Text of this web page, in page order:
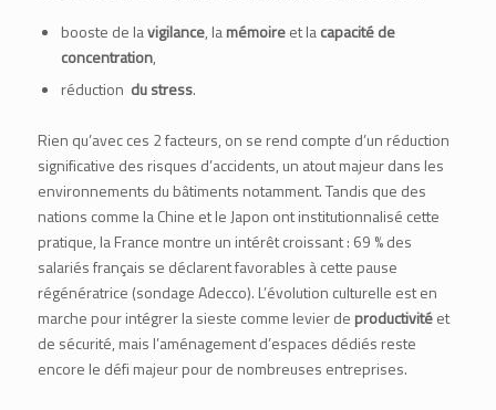
booste de lavigilance, lamémoireet lacapacité de
concentration,
réduction du stress.
Rien qu’avec ces 2 facteurs, on se rend compte d’un réduction
significative des risques d’accidents, un atout majeur dans les
environnements du bâtiments notamment. Tandis que des
nations comme la Chine et le Japon ont institutionnalisé cette
pratique, la France montre un intérêt croissant : 69 % des
salariés français se déclarent favorables à cette pause
régénératrice (sondage Adecco). L’évolution culturelle est en
marche pour intégrer la sieste comme levier de productivitéet
de sécurité, mais l’aménagement d’espaces dédiés reste
encore le défi majeur pour de nombreuses entreprises.